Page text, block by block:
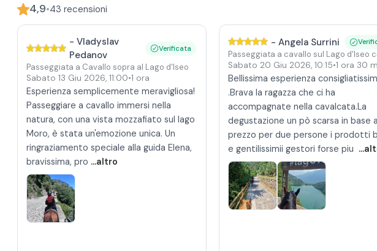
4,9•43 recensioni
- Vladyslav
Pedanov
Verificata
Passeggiata a Cavallo sopra al Lago d'Iseo
Sabato 13 Giu 2026, 11:00•1 ora
Esperienza semplicemente meravigliosa!
Passeggiare a cavallo immersi nella
natura, con una vista mozzafiato sul lago
Moro, è stata un'emozione unica. Un
ringraziamento speciale alla guida Elena,
bravissima, pro ...altro
- Angela Surrini
Passeggiata a cavallo sul Lago
Sabato 20 Giu 2026, 10:15•1 ora 30
Bellissima esperienza
.Brava la ragazza che ci ha
accompagnate nella cavalcata.La
degustazione un pò scarsa in base
prezzo per due persone i prodotti
e gentilissimii gestori forse piu